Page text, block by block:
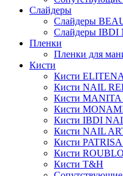
Слайдеры
Слайдеры
Слайдеры IBDI
Пленки
Пленки для
Кисти
Кисти
Кисти NAIL
Кисти MANITA
Кисти
Кисти IBDI
Кисти NAIL
Кисти
Кисти
Кисти T&H